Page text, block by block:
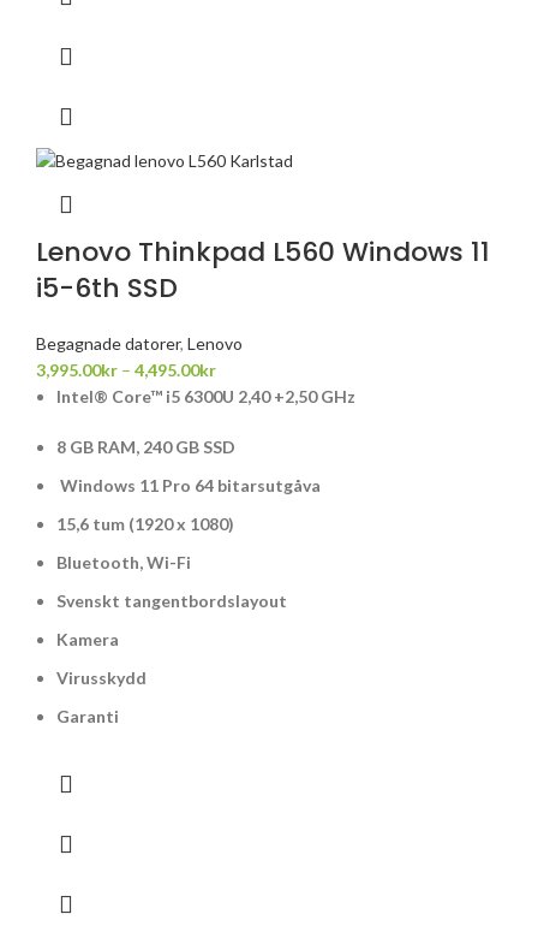
Lenovo Thinkpad L560 Windows 11
i5-6th SSD
Begagnade datorer, Lenovo
3,995.00kr – 4,495.00kr
Intel® Core™ i5 6300U 2,40 +2,50 GHz
8 GB RAM, 240 GB SSD
Windows 11 Pro 64 bitarsutgåva
15,6 tum (1920 x 1080)
Bluetooth, Wi-Fi
Svenskt tangentbordslayout
Kamera
Virusskydd
Garanti